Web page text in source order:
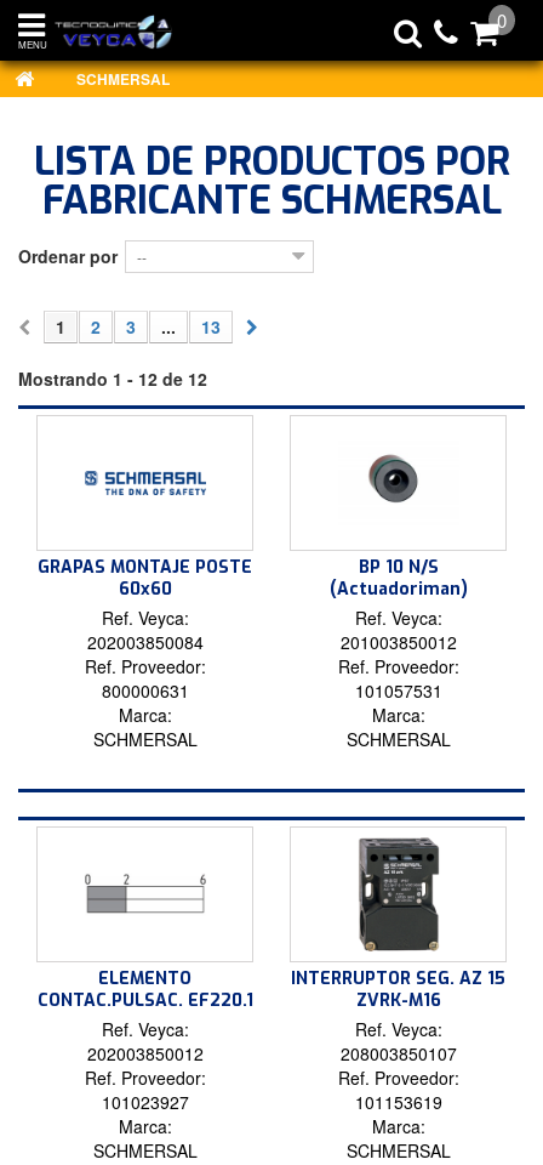
SCHMERSAL
LISTA DE PRODUCTOS POR
FABRICANTE SCHMERSAL
Ordenar por --
1 2 3 ... 13
Mostrando 1 - 12 de 12
GRAPAS MONTAJE POSTE
60x60
Ref. Veyca:
202003850084
Ref. Proveedor:
800000631
Marca:
SCHMERSAL
BP 10 N/S
(Actuadoriman)
Ref. Veyca:
201003850012
Ref. Proveedor:
101057531
Marca:
SCHMERSAL
ELEMENTO
CONTAC.PULSAC. EF220.1
Ref. Veyca:
202003850012
Ref. Proveedor:
101023927
Marca:
SCHMERSAL
INTERRUPTOR SEG. AZ 15
ZVRK-M16
Ref. Veyca:
208003850107
Ref. Proveedor:
101153619
Marca:
SCHMERSAL
MENU
0